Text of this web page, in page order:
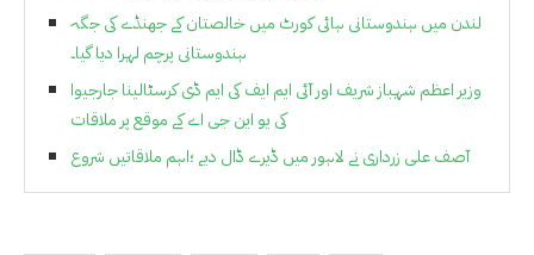
لندن میں ہندوستانی ہائی کورٹ میں خالصتان کے جھنڈے کی جگہ
ہندوستانی پرچم لہرا دیا گیا۔
وزیر اعظم شہباز شریف اور آئی ایم ایف کی ایم ڈی کرسٹالینا جارجیوا
کی یو این جی اے کے موقع پر ملاقات
آصف علی زرداری نے لاہور میں ڈیرے ڈال دیے ؛اہم ملاقاتیں شروع